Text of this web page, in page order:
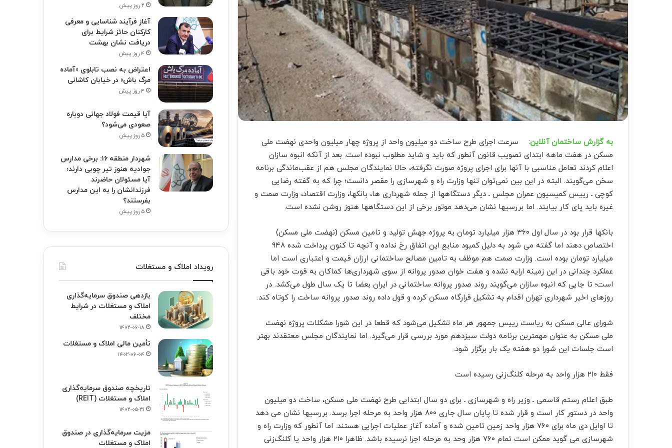
به گزارش ساختمان آنلاین:
سرعت اجرای طرح ساخت دو میلیون واحد از پروژه چهار میلیون واحدی نهضت ملی
مسکن در هفت ماهه ابتدای تصویب قانون آنطور که باید و شاید مطلوب نبوده است. بعد از آنکه انبوه سازان
اعلام کردند تعامل مناسبی با آنها برای اجرای پروژه صورت نگرفته، حالا نمایندگان مجلس هم از عقب‌ماندگی برنامه
سخن می‌گویند. البته در این بین نمی‌توان تنها وزارت راه و شهرسازی را مقصر دانست؛ چرا که به گفته رضایی
کوچی ـ رییس کمیسیون عمران مجلس ـ دیگر دستگاهها از جمله شهرداری ها، بانکها، وزارت اقتصاد، وزارت صمت و
غیره باید پای کار بیایند. اما بررسیها نشان می‌دهد موتور برخی از این دستگاهها هنوز روشن نشده است.
بانکها قرار بود در سال اول ۳۶۰ هزار میلیارد تومان به پروژه جهش تولید و تامین مسکن (نهضت ملی مسکن)
اختصاص دهند اما گفته می شود به دلیل کمبود منابع این اتفاق رخ نداده و آنچه تا کنون پرداخت شده ۹۴۸
میلیارد تومان بوده است. وزارت صمت هم موظف به تامین مصالح ساختمانی ارزان قیمت و اعتباری است اما
عملکرد چندانی در این زمینه ارایه نشده و هفت خوان صدور پروانه از سوی شهرداری‌ها کماکان به قوت خود باقی
است؛ تا جایی که انبوه سازان می‌گویند روند صدور پروانه ساختمانی در ایران بعضا تا یک سال طول می‌کشد. در
روزهای اخیر شهرداری تهران اقدام به تشکیل قرارگاه مسکن کرده و قول داده روند صدور پروانه ساخت را کوتاه کند.
شورای عالی مسکن به ریاست رییس جمهور هر ماه تشکیل می‌شود که قطعا در این شورا مشکلات پروژه نهضت
ملی مسکن به عنوان مهمترین برنامه دولت سیزدهم مورد بررسی قرار می‌گیرد. اما نمایندگان مجلس معتقدند بهتر
است جلسات این شورا دو هفته یک بار برگزار شود.
فقط ۲۱۰ هزار واحد به مرحله کلنگ‌زنی رسیده است
طبق اعلام رستم قاسمی ـ وزیر راه و شهرسازی ـ برای دو سال ابتدایی طرح نهضت ملی مسکن، ساخت دو میلیون
واحد در دستور کار است و قرار شده تا پایان سال جاری ۸۰۰ هزار واحد به مرحله اجرا برسد. بررسیها نشان می دهد
تا اوایل دی ماه برای ۷۶۰ هزار واحد زمین تامین شده و آماده آغاز عملیات اجرایی هستند. اما آنطور که وزارت راه و
شهرسازی می گوید ممکن است تمام ۷۶۰ هزار وحد به مرحله اجرا نرسیده باشد. ظاهرا ۲۱۰ هزار واحد یا کلنگ‌زنی
۲ روز پیش
آغاز فرآیند شناسایی و معرفی
کارکنان حائز شرایط برای
دریافت نشان بهشت
۴ روز پیش
اعتراض به نصب تابلوی «آماده
مرگ باش» در خیابان کاشانی
۴ روز پیش
آیا قیمت فولاد جهانی دوباره
صعودی می‌شود؟
۵ روز پیش
شهردار منطقه ۱۶: برخی مدارس
جوادیه هنوز تیر چوبی دارند؛
آیا مسئولان حاضرند
فرزندانشان را به این مدارس
بفرستند؟
۵ روز پیش
رویداد املاک و مستغلات
بازدهی صندوق سرمایه‌گذاری
املاک و مستغلات در شرایط
مختلف
۱۴۰۲-۰۶-۱۸
تأمین مالی املاک و مستغلات
۱۴۰۲-۰۶-۰۴
تاریخچه صندوق سرمایه‌گذاری
املاک و مستغلات (REIT)
۱۴۰۲-۰۵-۳۱
مزیت سرمایه‌گذاری در صندوق
املاک و مستغلات